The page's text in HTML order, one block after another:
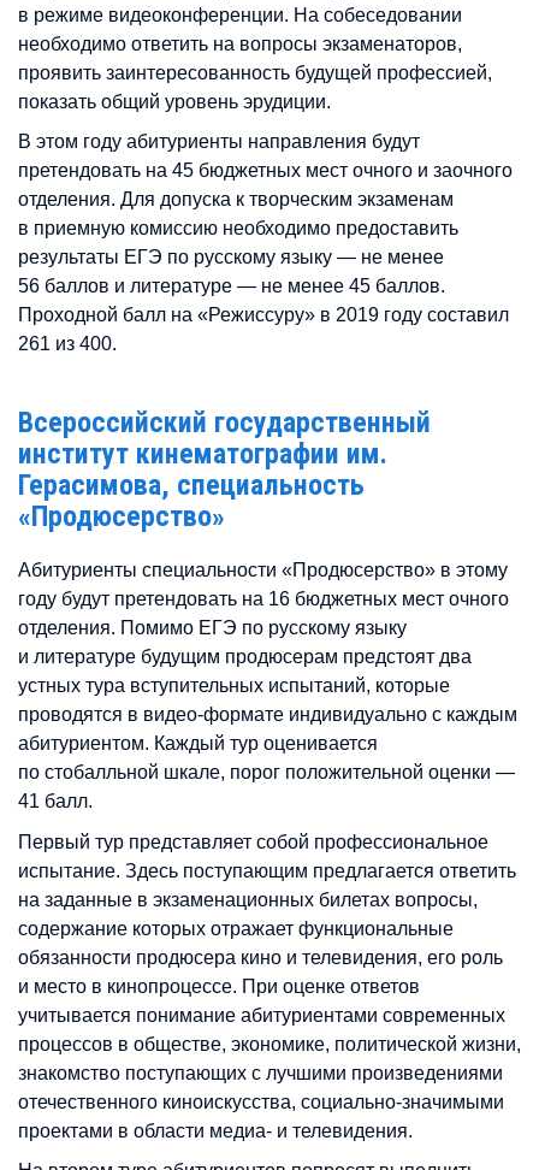
в режиме видеоконференции. На собеседовании
необходимо ответить на вопросы экзаменаторов,
проявить заинтересованность будущей профессией,
показать общий уровень эрудиции.
В этом году абитуриенты направления будут
претендовать на 45 бюджетных мест очного и заочного
отделения. Для допуска к творческим экзаменам
в приемную комиссию необходимо предоставить
результаты ЕГЭ по русскому языку — не менее
56 баллов и литературе — не менее 45 баллов.
Проходной балл на «Режиссуру» в 2019 году составил
261 из 400.
Всероссийский государственный
институт кинематографии им.
Герасимова, специальность
«Продюсерство»
Абитуриенты специальности «Продюсерство» в этому
году будут претендовать на 16 бюджетных мест очного
отделения. Помимо ЕГЭ по русскому языку
и литературе будущим продюсерам предстоят два
устных тура вступительных испытаний, которые
проводятся в видео-формате индивидуально с каждым
абитуриентом. Каждый тур оценивается
по стобалльной шкале, порог положительной оценки —
41 балл.
Первый тур представляет собой профессиональное
испытание. Здесь поступающим предлагается ответить
на заданные в экзаменационных билетах вопросы,
содержание которых отражает функциональные
обязанности продюсера кино и телевидения, его роль
и место в кинопроцессе. При оценке ответов
учитывается понимание абитуриентами современных
процессов в обществе, экономике, политической жизни,
знакомство поступающих с лучшими произведениями
отечественного киноискусства, социально-значимыми
проектами в области медиа- и телевидения.